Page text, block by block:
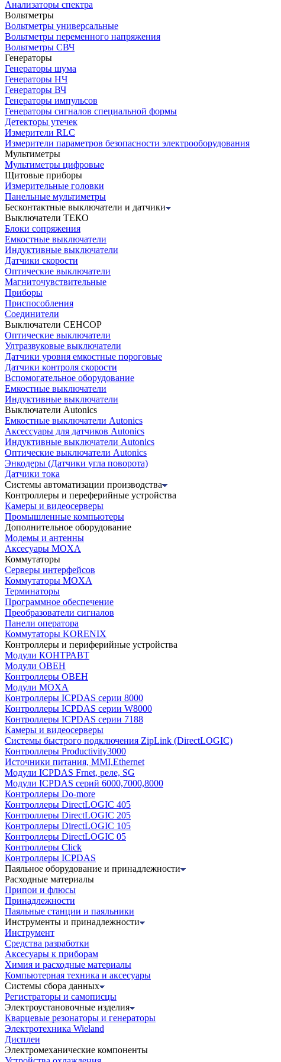
Анализаторы спектра
Вольтметры
Вольтметры универсальные
Вольтметры переменного напряжения
Вольтметры СВЧ
Генераторы
Генераторы шума
Генераторы НЧ
Генераторы ВЧ
Генераторы импульсов
Генераторы сигналов специальной формы
Детекторы утечек
Измерители RLC
Измерители параметров безопасности электрооборудования
Мультиметры
Мультиметры цифровые
Щитовые приборы
Измерительные головки
Панельные мультиметры
Бесконтактные выключатели и датчики
Выключатели ТЕКО
Блоки сопряжения
Емкостные выключатели
Индуктивные выключатели
Датчики скорости
Оптические выключатели
Магниточувствительные
Приборы
Приспособления
Соединители
Выключатели СЕНСОР
Оптические выключатели
Ултразвуковые выключатели
Датчики уровня емкостные пороговые
Датчики контроля скорости
Вспомогательное оборудование
Емкостные выключатели
Индуктивные выключатели
Выключатели Autonics
Емкостные выключатели Autonics
Аксессуары для датчиков Autonics
Индуктивные выключатели Autonics
Оптические выключатели Autonics
Энкодеры (Датчики угла поворота)
Датчики тока
Системы автоматизации производства
Контроллеры и переферийные устройства
Камеры и видеосерверы
Промышленные компьютеры
Дополнительное оборудование
Модемы и антенны
Аксесуары MOXA
Коммутаторы
Серверы интерфейсов
Коммутаторы MOXA
Терминаторы
Программное обеспечение
Преобразователи сигналов
Панели оператора
Коммутаторы KORENIX
Контроллеры и периферийные устройства
Модули КОНТРАВТ
Модули ОВЕН
Контроллеры ОВЕН
Модули MOXA
Контроллеры ICPDAS серии 8000
Контроллеры ICPDAS серии W8000
Контроллеры ICPDAS серии 7188
Камеры и видеосерверы
Системы быстрого подключения ZipLink (DirectLOGIC)
Контроллеры Productivity3000
Источники питания, MMI,Ethernet
Модули ICPDAS Frnet, реле, SG
Модули ICPDAS серий 6000,7000,8000
Контроллеры Do-more
Контроллеры DirectLOGIC 405
Контроллеры DirectLOGIC 205
Контроллеры DirectLOGIC 105
Контроллеры DirectLOGIC 05
Контроллеры Click
Контроллеры ICPDAS
Паяльное оборудование и принадлежности
Расходные материалы
Припои и флюсы
Принадлежности
Паяльные станции и паяльники
Инструменты и принадлежности
Инструмент
Средства разработки
Аксесуары к приборам
Химия и расходные материалы
Компьютерная техника и аксесуары
Системы сбора данных
Регистраторы и самописцы
Электроустановочные изделия
Кварцевые резонаторы и генераторы
Электротехника Wieland
Дисплеи
Электромеханические компоненты